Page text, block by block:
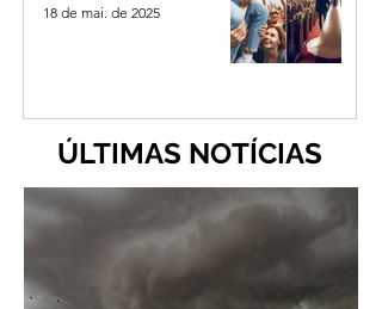
18 de mai. de 2025
ÚLTIMAS NOTÍCIAS